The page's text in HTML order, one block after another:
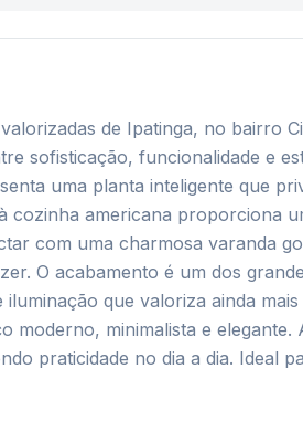
de Ipatinga, no bairro
sofisticação, funcionalidade e
uma planta inteligente que
cozinha americana proporciona
com uma charmosa varanda
O acabamento é um dos
que valoriza ainda
moderno, minimalista e
praticidade no dia a dia. Ideal